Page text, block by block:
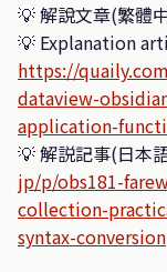
💡 解說文章(繁體
💡 Explanation
https://
dataview-
application-
💡 解説記事(日本
jp/p/obs181-
collection-
syntax-conversion